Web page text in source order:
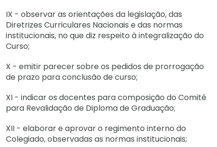
IX - observar as orientações da legislação, das
Diretrizes Curriculares Nacionais e das normas
institucionais, no que diz respeito à integralização do
Curso;
X - emitir parecer sobre os pedidos de prorrogação
de prazo para conclusão de curso;
XI - indicar os docentes para composição do Comitê
para Revalidação de Diploma de Graduação;
XII - elaborar e aprovar o regimento interno do
Colegiado, observadas as normas institucionais;